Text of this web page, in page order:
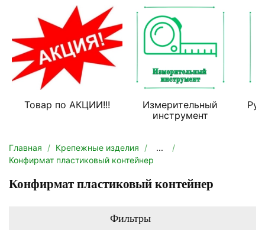
Товар по АКЦИИ!!!
Измерительный
инструмент
Главная Крепежные изделия
...
Конфирмат пластиковый контейнер
Конфирмат пластиковый контейнер
Фильтры